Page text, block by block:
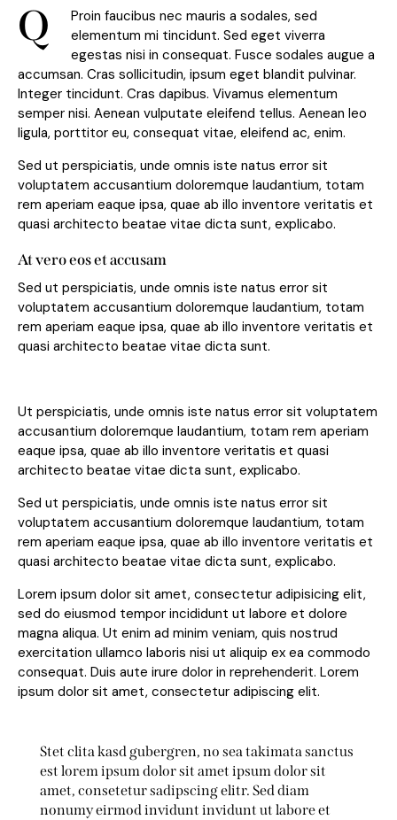
Q
Proin faucibus nec mauris a sodales, sed
elementum mi tincidunt. Sed eget viverra
egestas nisi in consequat. Fusce sodales augue a
accumsan. Cras sollicitudin, ipsum eget blandit pulvinar.
Integer tincidunt. Cras dapibus. Vivamus elementum
semper nisi. Aenean vulputate eleifend tellus. Aenean leo
ligula, porttitor eu, consequat vitae, eleifend ac, enim.
Sed ut perspiciatis, unde omnis iste natus error sit
voluptatem accusantium doloremque laudantium, totam
rem aperiam eaque ipsa, quae ab illo inventore veritatis et
quasi architecto beatae vitae dicta sunt, explicabo.
At vero eos et accusam
Sed ut perspiciatis, unde omnis iste natus error sit
voluptatem accusantium doloremque laudantium, totam
rem aperiam eaque ipsa, quae ab illo inventore veritatis et
quasi architecto beatae vitae dicta sunt.
Ut perspiciatis, unde omnis iste natus error sit voluptatem
accusantium doloremque laudantium, totam rem aperiam
eaque ipsa, quae ab illo inventore veritatis et quasi
architecto beatae vitae dicta sunt, explicabo.
Sed ut perspiciatis, unde omnis iste natus error sit
voluptatem accusantium doloremque laudantium, totam
rem aperiam eaque ipsa, quae ab illo inventore veritatis et
quasi architecto beatae vitae dicta sunt, explicabo.
Lorem ipsum dolor sit amet, consectetur adipisicing elit,
sed do eiusmod tempor incididunt ut labore et dolore
magna aliqua. Ut enim ad minim veniam, quis nostrud
exercitation ullamco laboris nisi ut aliquip ex ea commodo
consequat. Duis aute irure dolor in reprehenderit. Lorem
ipsum dolor sit amet, consectetur adipiscing elit.
Stet clita kasd gubergren, no sea takimata sanctus
est lorem ipsum dolor sit amet ipsum dolor sit
amet, consetetur sadipscing elitr. Sed diam
nonumy eirmod invidunt invidunt ut labore et